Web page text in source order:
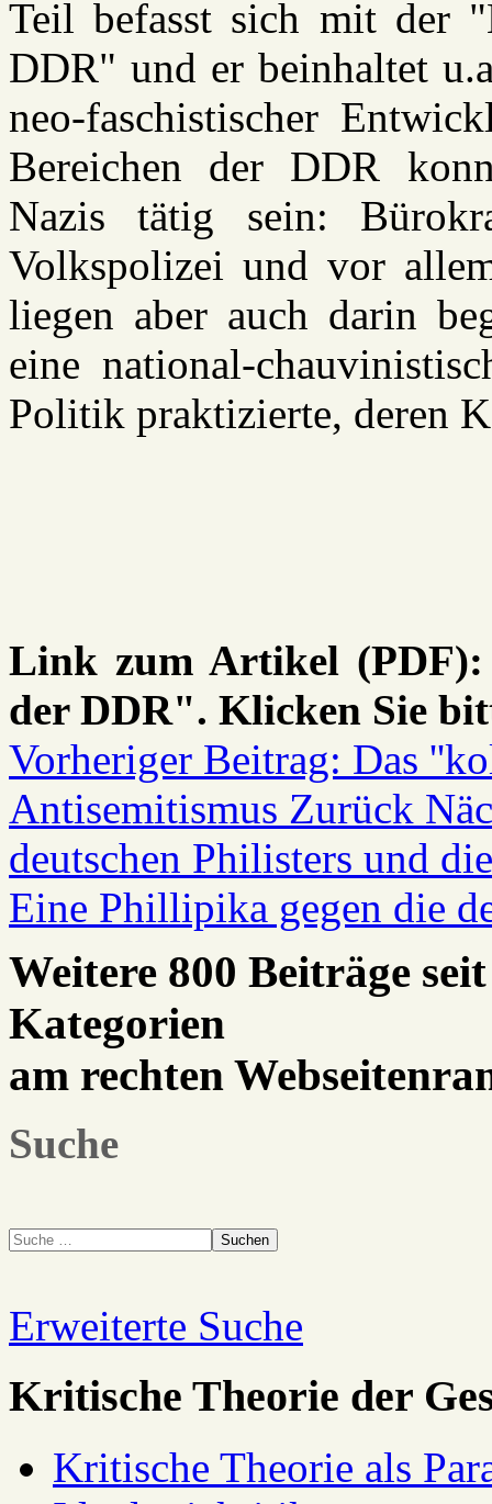
Teil befasst sich mit der
DDR" und er beinhaltet
neo-faschistischer
Bereichen der DDR
Nazis tätig sein:
Volkspolizei und vor
liegen aber auch darin
eine national-
Politik praktizierte, deren
Link zum Artikel
der DDR". Klicken Sie
Vorheriger Beitrag: Das
Antisemitismus Zurück
deutschen Philisters und
Eine Phillipika gegen die
Weitere 800 Beiträge
Kategorien
am rechten
Suche
Suchen
Erweiterte Suche
Kritische Theorie der
Kritische Theorie als